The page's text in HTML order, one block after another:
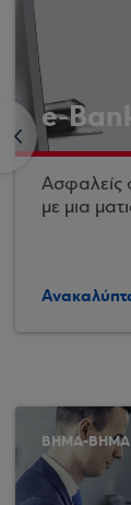
< e-
Ασφαλείς
με μια
ΒΗΜΑ-ΒΗΜΑ